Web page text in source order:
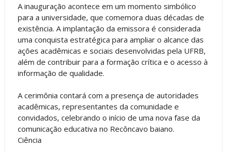
A inauguração acontece em um momento simbólico
para a universidade, que comemora duas décadas de
existência. A implantação da emissora é considerada
uma conquista estratégica para ampliar o alcance das
ações acadêmicas e sociais desenvolvidas pela UFRB,
além de contribuir para a formação crítica e o acesso à
informação de qualidade.
A cerimônia contará com a presença de autoridades
acadêmicas, representantes da comunidade e
convidados, celebrando o início de uma nova fase da
comunicação educativa no Recôncavo baiano.
Ciência